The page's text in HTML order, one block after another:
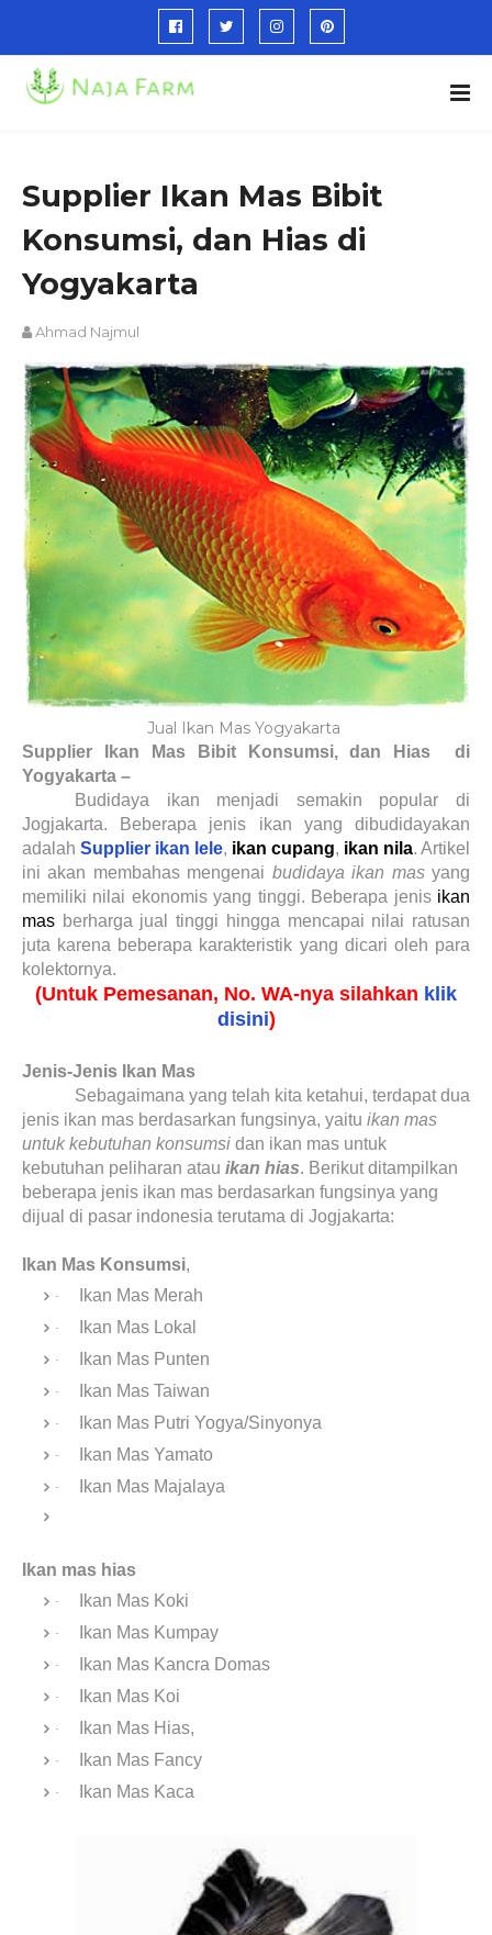
Supplier Ikan Mas Bibit
Konsumsi, dan Hias di
Yogyakarta
Ahmad Najmul
Jual Ikan Mas Yogyakarta
Supplier Ikan Mas Bibit Konsumsi, dan Hias di
Yogyakarta –
Budidaya ikan menjadi semakin popular di
Jogjakarta. Beberapa jenis ikan yang dibudidayakan
adalah Supplier ikan lele, ikan cupang, ikan nila. Artikel
ini akan membahas mengenai budidaya ikan masyang
memiliki nilai ekonomis yang tinggi. Beberapa jenis ikan
mas berharga jual tinggi hingga mencapai nilai ratusan
juta karena beberapa karakteristik yang dicari oleh para
kolektornya.
(Untuk Pemesanan, No. WA-nya silahkan klik
disini)
Jenis-Jenis Ikan Mas
Sebagaimana yang telah kita ketahui, terdapat dua
jenis ikan mas berdasarkan fungsinya, yaitu ikan mas
untuk kebutuhan konsumsi dan ikan mas untuk
kebutuhan peliharan atau ikan hias. Berikut ditampilkan
beberapa jenis ikan mas berdasarkan fungsinya yang
dijual di pasar indonesia terutama di Jogjakarta:
Ikan Mas Konsumsi,
· Ikan Mas Merah
· Ikan Mas Lokal
· Ikan Mas Punten
· Ikan Mas Taiwan
· Ikan Mas Putri Yogya/Sinyonya
· Ikan Mas Yamato
· Ikan Mas Majalaya
Ikan mas hias
· Ikan Mas Koki
· Ikan Mas Kumpay
· Ikan Mas Kancra Domas
· Ikan Mas Koi
· Ikan Mas Hias,
· Ikan Mas Fancy
· Ikan Mas Kaca